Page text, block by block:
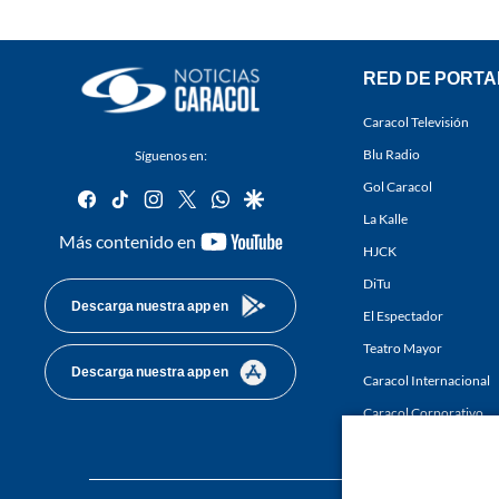
Síguenos en:
facebook
tiktok instagram
twitterwhatsapp
google
Más contenido en
youtube-
Descarga nuestra app en
Descarga nuestra app en
RED DE
Caracol Televisión
Blu Radio
Gol Caracol
La Kalle
HJCK
DiTu
El Espectador
Teatro Mayor
Caracol Internacional
Caracol Corporativo